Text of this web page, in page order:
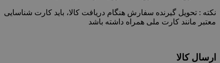
نکته : تحویل گیرنده سفارش هنگام دریافت کالا، باید کارت شناسایی
معتبر مانند کارت ملی همراه داشته باشد
ارسال کالا